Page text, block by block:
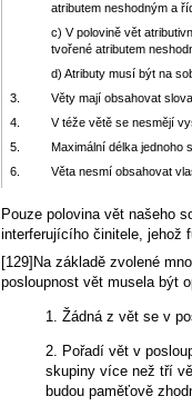
atributem neshodným a
c) V polovině vět
tvořené atributem
d) Atributy musí být na
3.
Věty mají obsahovat
4.
V téže větě se nesmějí
5.
Maximální délka jednoho
6.
Věta nesmí obsahovat
Pouze polovina vět našeho
interferujícího činitele, jehož
[129]Na základě zvolené
posloupnost vět musela být
1. Žádná z vět se v
2. Pořadí vět v
skupiny více než tří
budou paměťově